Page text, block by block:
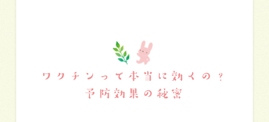
ワクチンって本当に効くの？
予防効果の秘密